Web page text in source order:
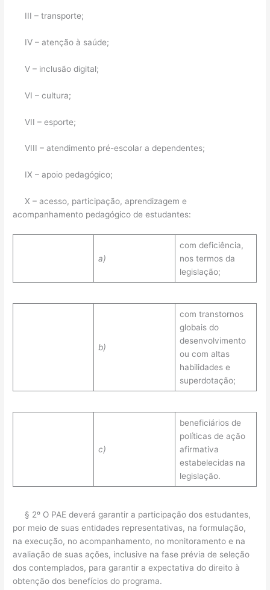
III – transporte;
IV – atenção à saúde;
V – inclusão digital;
VI – cultura;
VII – esporte;
VIII – atendimento pré-escolar a dependentes;
IX – apoio pedagógico;
X – acesso, participação, aprendizagem e
acompanhamento pedagógico de estudantes:
a)
com deficiência,
nos termos da
legislação;
b)
com transtornos
globais do
desenvolvimento
ou com altas
habilidades e
superdotação;
c)
beneficiários de
políticas de ação
afirmativa
estabelecidas na
legislação.
§ 2º O PAE deverá garantir a participação dos estudantes,
por meio de suas entidades representativas, na formulação,
na execução, no acompanhamento, no monitoramento e na
avaliação de suas ações, inclusive na fase prévia de seleção
dos contemplados, para garantir a expectativa do direito à
obtenção dos benefícios do programa.